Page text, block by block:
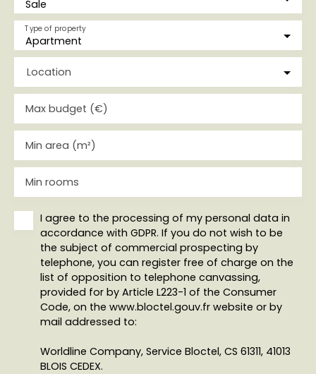
Sale
Apartment
Type of property
Location
Max budget (€)
Min area (m²)
Min rooms
I agree to the processing of my personal data in
accordance with GDPR. If you do not wish to be
the subject of commercial prospecting by
telephone, you can register free of charge on the
list of opposition to telephone canvassing,
provided for by Article L223-1 of the Consumer
Code, on the www.bloctel.gouv.fr website or by
mail addressed to:
Worldline Company, Service Bloctel, CS 61311, 41013
BLOIS CEDEX.